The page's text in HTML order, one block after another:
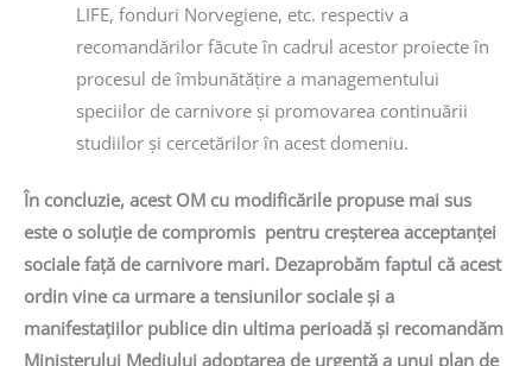
LIFE, fonduri Norvegiene, etc. respectiv a
recomandărilor făcute în cadrul acestor proiecte în
procesul de îmbunătățire a managementului
speciilor de carnivore și promovarea continuării
studiilor și cercetărilor în acest domeniu.
În concluzie, acest OM cu modificările propuse mai sus
este o soluție de compromis pentru creșterea acceptanței
sociale față de carnivore mari. Dezaprobăm faptul că acest
ordin vine ca urmare a tensiunilor sociale și a
manifestațiilor publice din ultima perioadă și recomandăm
Ministerului Mediului adoptarea de urgență a unui plan de